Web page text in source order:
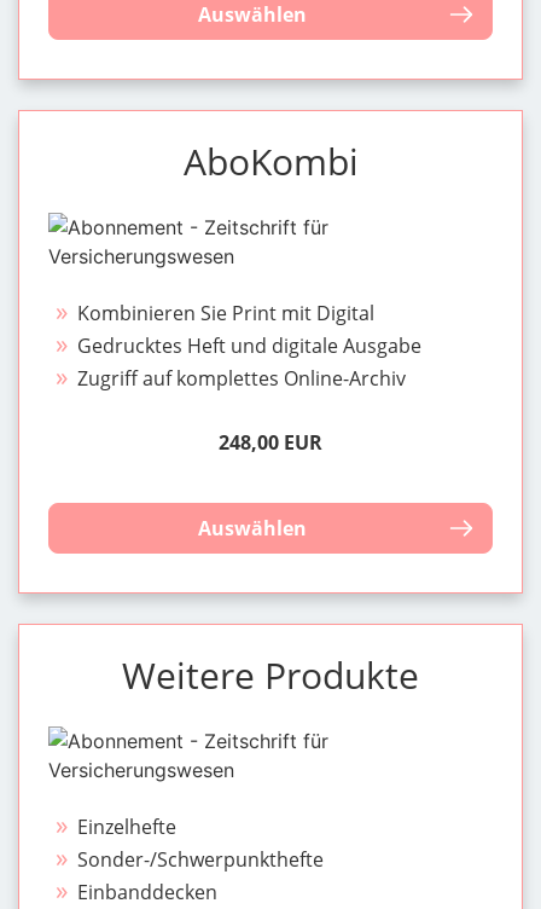
Auswählen
AboKombi
Kombinieren Sie Print mit Digital
Gedrucktes Heft und digitale Ausgabe
Zugriff auf komplettes Online-Archiv
248,00 EUR
Auswählen
Weitere Produkte
Einzelhefte
Sonder-/Schwerpunkthefte
Einbanddecken